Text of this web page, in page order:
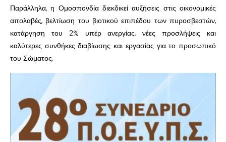
Παράλληλα, η Ομοσπονδία διεκδικεί αυξήσεις στις οικονομικές
απολαβές, βελτίωση του βιοτικού επιπέδου των πυροσβεστών,
κατάργηση του 2% υπέρ ανεργίας, νέες προσλήψεις και
καλύτερες συνθήκες διαβίωσης και εργασίας για το προσωπικό
του Σώματος.